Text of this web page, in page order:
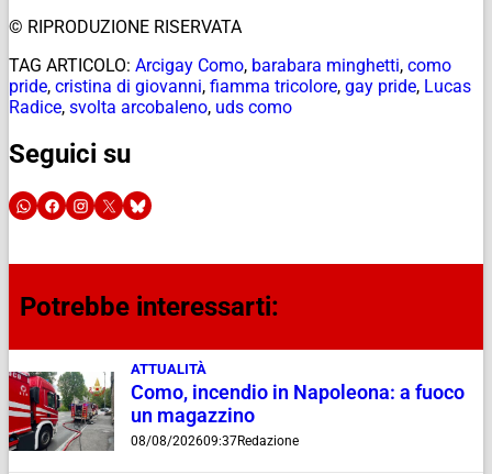
© RIPRODUZIONE RISERVATA
TAG ARTICOLO: Arcigay Como, barabara minghetti, como
pride, cristina di giovanni, fiamma tricolore, gay pride, Lucas
Radice, svolta arcobaleno, uds como
Seguici su
Potrebbe interessarti:
ATTUALITÀ
Como, incendio in Napoleona: a fuoco
un magazzino
08/08/202609:37Redazione